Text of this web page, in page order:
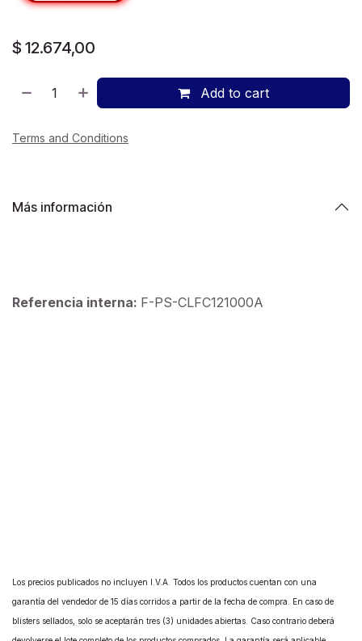
$ 12.674,00
Add to cart
Terms and Conditions
Más información
Referencia interna: F-PS-CLFC121000A
Los precios publicados no incluyen I.V.A. Todos los productos cuentan con una
garantía del vendedor de 15 días corridos a partir de la fecha de compra. En caso de
blisters sellados, solo se aceptarán tres (3) unidades abiertas. Caso contrario deberá